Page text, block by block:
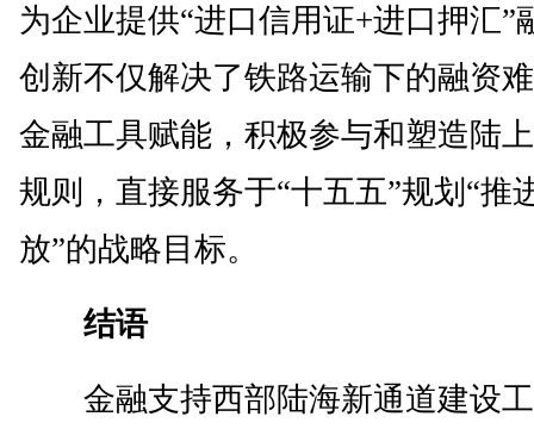
为企业提供“进口信用证+进口押汇”
创新不仅解决了铁路运输下的融资
金融工具赋能，积极参与和塑造陆
规则，直接服务于“十五五”规划“推
放”的战略目标。
结语
金融支持西部陆海新通道建设工